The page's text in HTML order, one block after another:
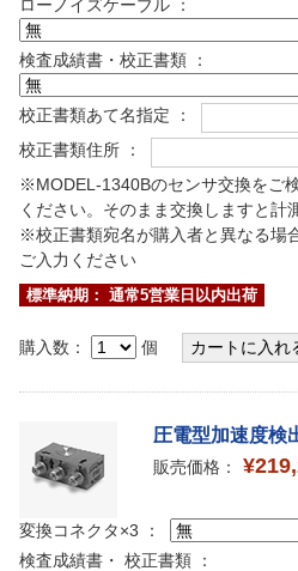
ローノイズケーブル ：
検査成績書・校正書類 ：
校正書類あて名指定 ：
校正書類住所 ：
※MODEL-1340Bのセンサ交換をご
ください。そのまま交換しますと計
※校正書類宛名が購入者と異なる
ご入力ください
標準納期： 通常5営業日以内出荷
購入数： 個
圧電型加速度検
販売価格：
変換コネクタ×3 ：
検査成績書・ 校正書類 ：